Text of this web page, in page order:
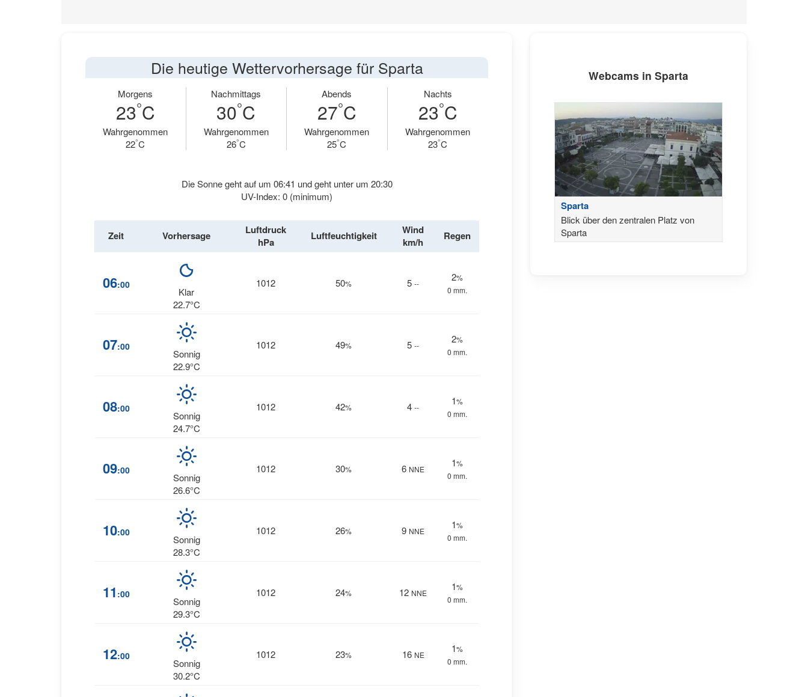
Die heutige Wettervorhersage für Sparta
Morgens
23°C
Wahrgenommen
22°C
Nachmittags
30°C
Wahrgenommen
26°C
Abends
27°C
Wahrgenommen
25°C
Nachts
23°C
Wahrgenommen
23°C
Die Sonne geht auf um 06:41 und geht unter um 20:30
UV-Index: 0 (minimum)
Zeit Vorhersage
Luftdruck
hPa
Luftfeuchtigkeit
Wind
km/h
Regen
06:00
Klar
22.7°C
1012 50% 5 --
2%
0 mm.
07:00
Sonnig
22.9°C
1012 49% 5 --
2%
0 mm.
08:00
Sonnig
24.7°C
1012 42% 4 --
1%
0 mm.
09:00
Sonnig
26.6°C
1012 30% 6 NNE
1%
0 mm.
10:00
Sonnig
28.3°C
1012 26% 9 NNE
1%
0 mm.
11 :00
Sonnig
29.3°C
1012 24% 12 NNE
1%
0 mm.
12:00
Sonnig
30.2°C
1012 23% 16 NE
1%
0 mm.
Webcams in Sparta
Sparta
Blick über den zentralen Platz von
Sparta